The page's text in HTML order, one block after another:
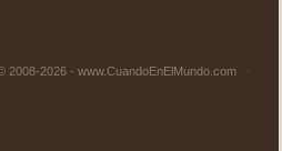
2008-2026 - www.CuandoEnElMundo.com